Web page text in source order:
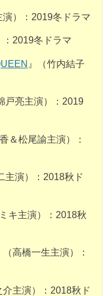
）：2019冬ドラマ
：2019冬ドラマ
』（竹内結子
戸亮主演）：2019
＆松尾諭主演）：
主演）：2018秋ド
キ主演）：2018秋
（高橋一生主演）：
主演）：2018秋ド